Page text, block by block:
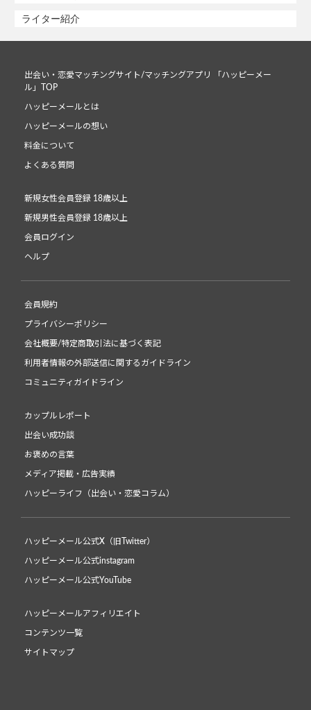
ライター紹介
出会い・恋愛マッチングサイト/マッチングアプリ 「ハッピーメー
ル」TOP
ハッピーメールとは
ハッピーメールの想い
料金について
よくある質問
新規女性会員登録 18歳以上
新規男性会員登録 18歳以上
会員ログイン
ヘルプ
会員規約
プライバシーポリシー
会社概要/特定商取引法に基づく表記
利用者情報の外部送信に関するガイドライン
コミュニティガイドライン
カップルレポート
出会い成功談
お褒めの言葉
メディア掲載・広告実績
ハッピーライフ（出会い・恋愛コラム）
ハッピーメール公式X（旧Twitter）
ハッピーメール公式instagram
ハッピーメール公式YouTube
ハッピーメールアフィリエイト
コンテンツ一覧
サイトマップ